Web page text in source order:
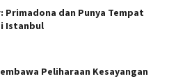
Primadona dan Punya Tempat
Istanbul
Peliharaan Kesayangan